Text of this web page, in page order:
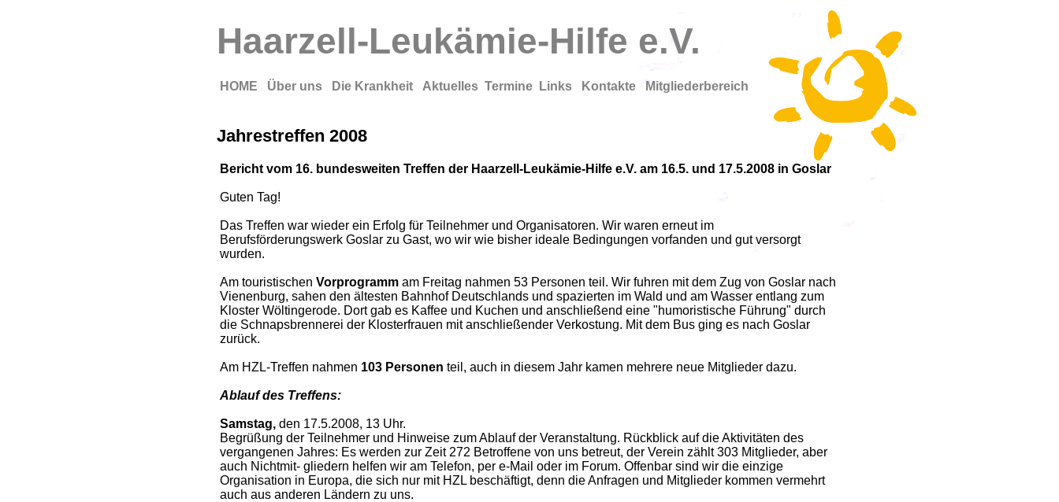
Haarzell-Leukämie-Hilfe e.V.
HOME Über uns Die Krankheit Aktuelles Termine Links Kontakte Mitgliederbereich
Jahrestreffen 2008
Bericht vom 16. bundesweiten Treffen der Haarzell-Leukämie-Hilfe e.V. am 16.5. und 17.5.2008 in Goslar
Guten Tag!
Das Treffen war wieder ein Erfolg für Teilnehmer und Organisatoren. Wir waren erneut im
Berufsförderungswerk Goslar zu Gast, wo wir wie bisher ideale Bedingungen vorfanden und gut versorgt
wurden.
Am touristischen Vorprogramm am Freitag nahmen 53 Personen teil. Wir fuhren mit dem Zug von Goslar nach
Vienenburg, sahen den ältesten Bahnhof Deutschlands und spazierten im Wald und am Wasser entlang zum
Kloster Wöltingerode. Dort gab es Kaffee und Kuchen und anschließend eine "humoristische Führung" durch
die Schnapsbrennerei der Klosterfrauen mit anschließender Verkostung. Mit dem Bus ging es nach Goslar
zurück.
Am HZL-Treffen nahmen 103 Personen teil, auch in diesem Jahr kamen mehrere neue Mitglieder dazu.
Ablauf des Treffens:
Samstag, den 17.5.2008, 13 Uhr.
Begrüßung der Teilnehmer und Hinweise zum Ablauf der Veranstaltung. Rückblick auf die Aktivitäten des
vergangenen Jahres: Es werden zur Zeit 272 Betroffene von uns betreut, der Verein zählt 303 Mitglieder, aber
auch Nichtmit- gliedern helfen wir am Telefon, per e-Mail oder im Forum. Offenbar sind wir die einzige
Organisation in Europa, die sich nur mit HZL beschäftigt, denn die Anfragen und Mitglieder kommen vermehrt
auch aus anderen Ländern zu uns.